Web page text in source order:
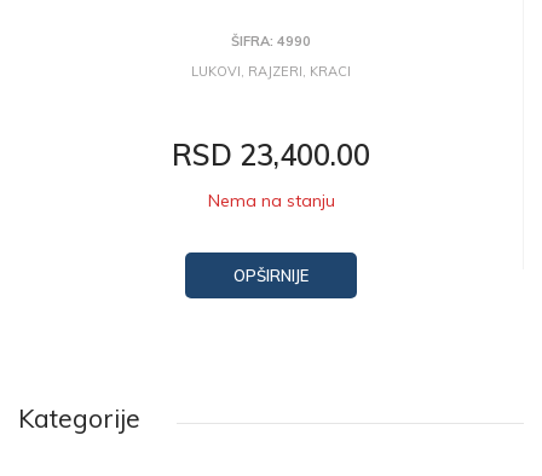
ŠIFRA: 4990
LUKOVI, RAJZERI, KRACI
RSD 23,400.00
Nema na stanju
OPŠIRNIJE
Kategorije